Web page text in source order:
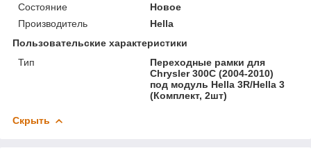
Состояние
Новое
Производитель
Hella
Пользовательские характеристики
Тип
Переходные рамки для
Chrysler 300C (2004-2010)
под модуль Hella 3R/Hella 3
(Комплект, 2шт)
Скрыть